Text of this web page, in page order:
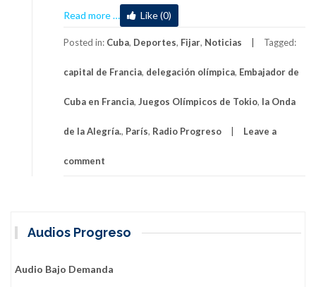
Read more
about
Embajador
de
en
saludó
su
… Like (0)
Posted in: Cuba, Deportes, Fijar, Noticias Tagged:
capital de Francia, delegación olímpica, Embajador de
Cuba en Francia, Juegos Olímpicos de Tokio, la Onda
de la Alegría., París, Radio Progreso Leave a
comment
Audios Progreso
Audio Bajo Demanda